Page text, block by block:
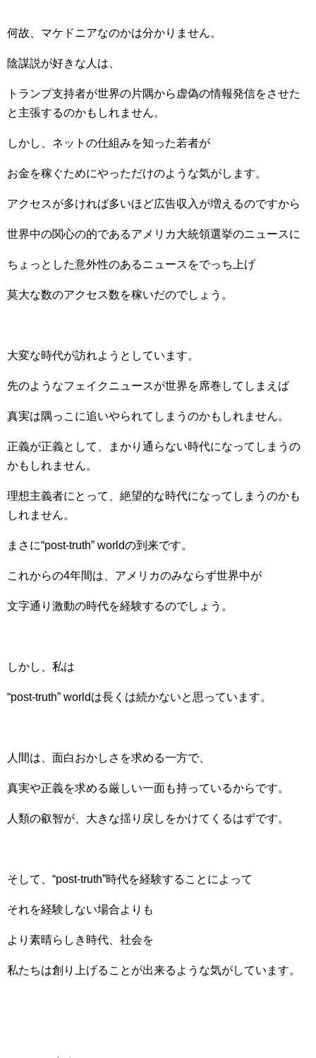
何故、マケドニアなのかは分かりません。
陰謀説が好きな人は、
トランプ支持者が世界の片隅から虚偽の情報発信をさせた
と主張するのかもしれません。
しかし、ネットの仕組みを知った若者が
お金を稼ぐためにやっただけのような気がします。
アクセスが多ければ多いほど広告収入が増えるのですから
世界中の関心の的であるアメリカ大統領選挙のニュースに
ちょっとした意外性のあるニュースをでっち上げ
莫大な数のアクセス数を稼いだのでしょう。
大変な時代が訪れようとしています。
先のようなフェイクニュースが世界を席巻してしまえば
真実は隅っこに追いやられてしまうのかもしれません。
正義が正義として、まかり通らない時代になってしまうの
かもしれません。
理想主義者にとって、絶望的な時代になってしまうのかも
しれません。
まさに“post-truth” worldの到来です。
これからの4年間は、アメリカのみならず世界中が
文字通り激動の時代を経験するのでしょう。
しかし、私は
“post-truth” worldは長くは続かないと思っています。
人間は、面白おかしさを求める一方で、
真実や正義を求める厳しい一面も持っているからです。
人類の叡智が、大きな揺り戻しをかけてくるはずです。
そして、“post-truth”時代を経験することによって
それを経験しない場合よりも
より素晴らしき時代、社会を
私たちは創り上げることが出来るような気がしています。